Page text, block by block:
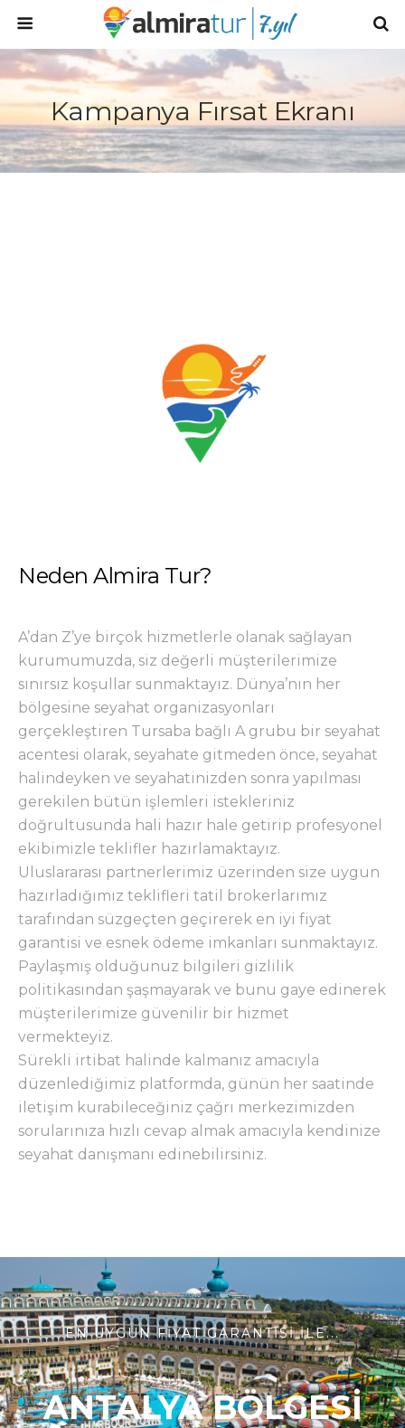
Kampanya Fırsat Ekranı
Neden Almira Tur?
A’dan Z’ye birçok hizmetlerle olanak sağlayan
kurumumuzda, siz değerli müşterilerimize
sınırsız koşullar sunmaktayız. Dünya’nın her
bölgesine seyahat organizasyonları
gerçekleştiren Tursaba bağlı A grubu bir seyahat
acentesi olarak, seyahate gitmeden önce, seyahat
halindeyken ve seyahatinizden sonra yapılması
gerekilen bütün işlemleri istekleriniz
doğrultusunda hali hazır hale getirip profesyonel
ekibimizle teklifler hazırlamaktayız.
Uluslararası partnerlerimiz üzerinden size uygun
hazırladığımız teklifleri tatil brokerlarımız
tarafından süzgeçten geçirerek en iyi fiyat
garantisi ve esnek ödeme imkanları sunmaktayız.
Paylaşmış olduğunuz bilgileri gizlilik
politikasından şaşmayarak ve bunu gaye edinerek
müşterilerimize güvenilir bir hizmet
vermekteyiz.
Sürekli irtibat halinde kalmanız amacıyla
düzenlediğimiz platformda, günün her saatinde
iletişim kurabileceğiniz çağrı merkezimizden
sorularınıza hızlı cevap almak amacıyla kendinize
seyahat danışmanı edinebilirsiniz.
EN UYGUN FİYAT GARANTİSİ İLE...
ANTALYA BÖLGESİ